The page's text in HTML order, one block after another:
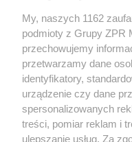
Żaden utwór zamieszczony
rozpowszechniany lub
sposób (w tym także
jakimkolwiek polu
umieszczaniem w
Jakiekolwiek użycie lub
części z naruszeniem
zabronione pod groźbą
My, naszych 1162
podmioty z Grupy ZPR
przechowujemy
przetwarzamy dane
identyfikatory,
urządzenie czy dane
spersonalizowanych
treści, pomiar reklam i
ulepszanie usług. Za